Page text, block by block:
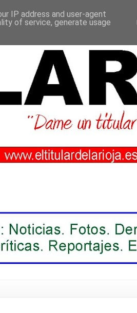
IP address and user-agent
of service, generate usage